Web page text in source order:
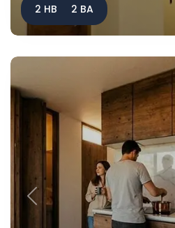
2 HB 2 BA
Previous